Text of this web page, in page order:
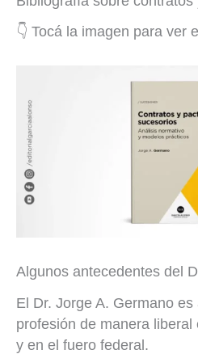
👇 Tocá la imagen para ver
Algunos antecedentes del
El Dr. Jorge A. Germano
profesión de manera
y en el fuero federal.